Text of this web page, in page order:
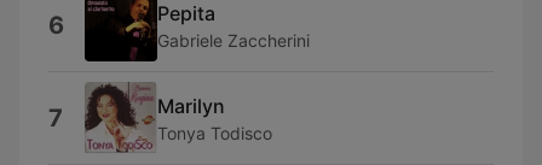
6 Pepita
Gabriele Zaccherini
7 Marilyn
Tonya Todisco